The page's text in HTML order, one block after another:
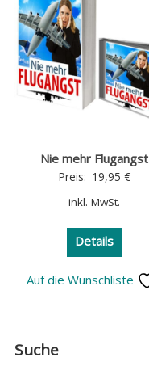
Nie mehr Flugangst
Preis: 19,95 €
inkl. MwSt.
Details
Auf die Wunschliste
Suche